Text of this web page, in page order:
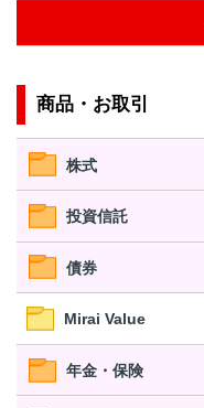
商品・お取引
株式
投資信託
債券
Mirai Value
年金・保険